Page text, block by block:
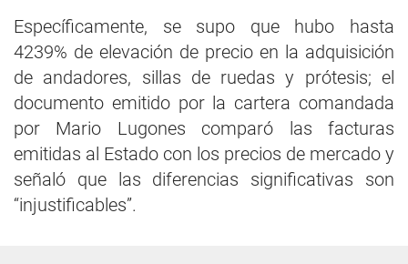
Específicamente, se supo que hubo hasta
4239% de elevación de precio en la adquisición
de andadores, sillas de ruedas y prótesis; el
documento emitido por la cartera comandada
por Mario Lugones comparó las facturas
emitidas al Estado con los precios de mercado y
señaló que las diferencias significativas son
“injustificables”.